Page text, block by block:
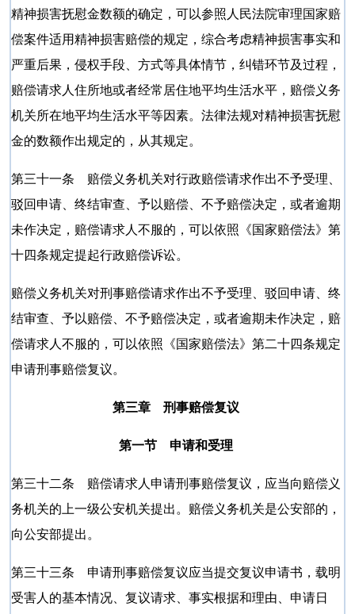
精神损害抚慰金数额的确定，可以参照人民法院审理国家赔
偿案件适用精神损害赔偿的规定，综合考虑精神损害事实和
严重后果，侵权手段、方式等具体情节，纠错环节及过程，
赔偿请求人住所地或者经常居住地平均生活水平，赔偿义务
机关所在地平均生活水平等因素。法律法规对精神损害抚慰
金的数额作出规定的，从其规定。
第三十一条 赔偿义务机关对行政赔偿请求作出不予受理、
驳回申请、终结审查、予以赔偿、不予赔偿决定，或者逾期
未作决定，赔偿请求人不服的，可以依照《国家赔偿法》第
十四条规定提起行政赔偿诉讼。
赔偿义务机关对刑事赔偿请求作出不予受理、驳回申请、终
结审查、予以赔偿、不予赔偿决定，或者逾期未作决定，赔
偿请求人不服的，可以依照《国家赔偿法》第二十四条规定
申请刑事赔偿复议。
第三章 刑事赔偿复议
第一节 申请和受理
第三十二条 赔偿请求人申请刑事赔偿复议，应当向赔偿义
务机关的上一级公安机关提出。赔偿义务机关是公安部的，
向公安部提出。
第三十三条 申请刑事赔偿复议应当提交复议申请书，载明
受害人的基本情况、复议请求、事实根据和理由、申请日